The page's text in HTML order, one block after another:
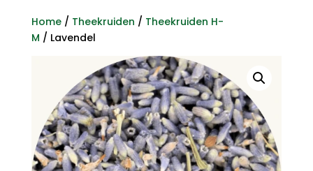
Home/ Theekruiden / Theekruiden H-
M / Lavendel